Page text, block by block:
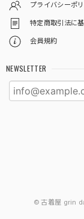
プライバシーポ
特定商取引法に
会員規約
NEWSLETTER
© 古着屋 grin